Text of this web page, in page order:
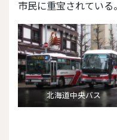
市民に重宝されている。
北海道中央バス